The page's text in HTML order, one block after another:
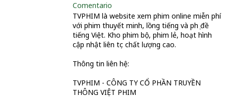
Comentario
TVPHIM là website xem phim online miễn phí
với phim thuyết minh, lồng tiếng và phụ đề
tiếng Việt. Kho phim bộ, phim lẻ, hoạt hình
cập nhật liên tục chất lượng cao.
Thông tin liên hệ:
TVPHIM - CÔNG TY CỔ PHẦN TRUYỀN
THÔNG VIỆT PHIM